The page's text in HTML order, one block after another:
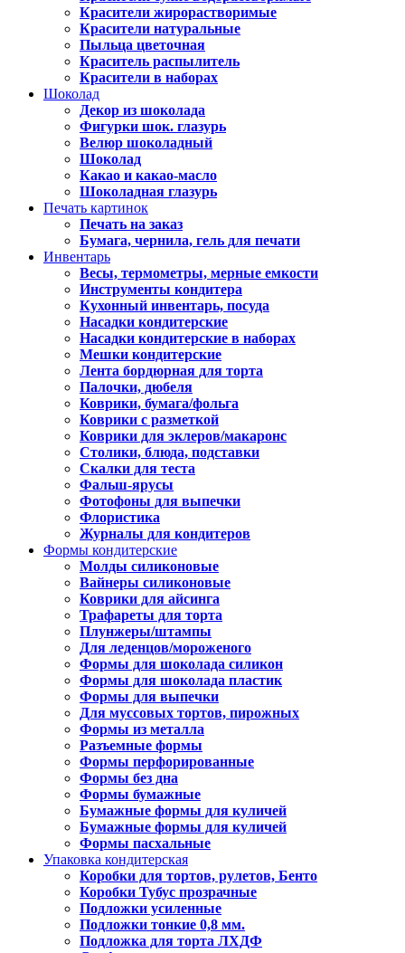
Красители жирорастворимые
Красители натуральные
Пыльца цветочная
Краситель распылитель
Красители в наборах
Шоколад
Декор из шоколада
Фигурки шок. глазурь
Велюр шоколадный
Шоколад
Какао и какао-масло
Шоколадная глазурь
Печать картинок
Печать на заказ
Бумага, чернила, гель для печати
Инвентарь
Весы, термометры, мерные емкости
Инструменты кондитера
Кухонный инвентарь, посуда
Насадки кондитерские
Насадки кондитерские в наборах
Мешки кондитерские
Лента бордюрная для торта
Палочки, дюбеля
Коврики, бумага/фольга
Коврики с разметкой
Коврики для эклеров/макаронс
Столики, блюда, подставки
Скалки для теста
Фальш-ярусы
Фотофоны для выпечки
Флористика
Журналы для кондитеров
Формы кондитерские
Молды силиконовые
Вайнеры силиконовые
Коврики для айсинга
Трафареты для торта
Плунжеры/штампы
Для леденцов/мороженого
Формы для шоколада силикон
Формы для шоколада пластик
Формы для выпечки
Для муссовых тортов, пирожных
Формы из металла
Разъемные формы
Формы перфорированные
Формы без дна
Формы бумажные
Бумажные формы для куличей
Бумажные формы для куличей
Формы пасхальные
Упаковка кондитерская
Коробки для тортов, рулетов, Бенто
Коробки Тубус прозрачные
Подложки усиленные
Подложки тонкие 0,8 мм.
Подложка для торта ЛХДФ